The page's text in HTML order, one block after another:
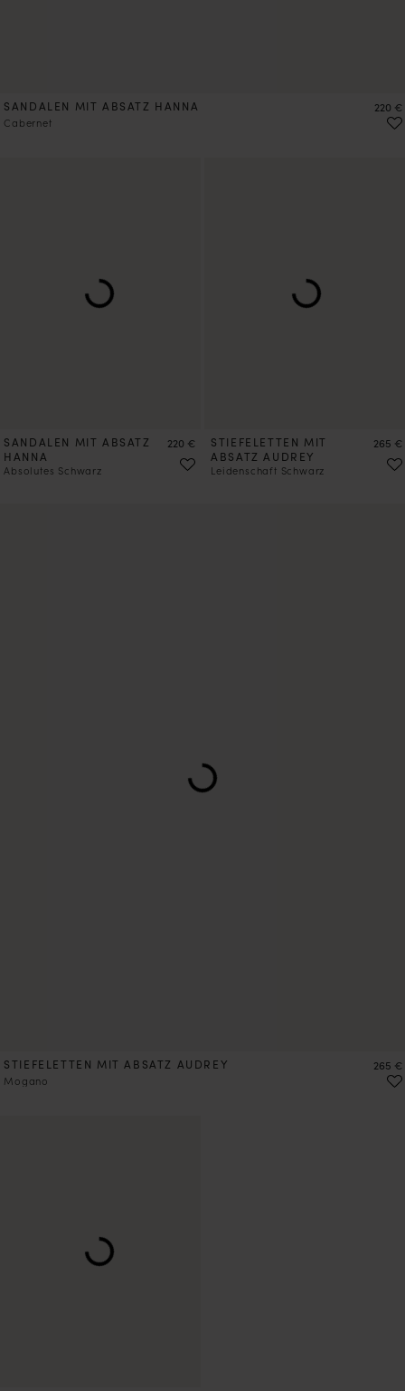
SANDALEN MIT ABSATZ HANNA
Cabernet
Preis
220 €
VORBESTELLEN
SANDALEN MIT ABSATZ
HANNA
Absolutes Schwarz
Preis
220 €
STIEFELETTEN MIT
ABSATZ AUDREY
Leidenschaft Schwarz
Preis
265 €
STIEFELETTEN MIT ABSATZ AUDREY
Mogano
Preis
265 €